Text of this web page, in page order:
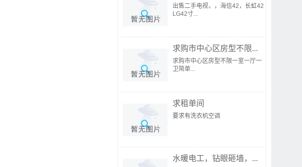
出售二手电视，，海信42，长虹42
LG42寸...
求购市中心区房型不限...
求购市中心区房型不限一室一厅一
卫简单...
求租单间
要求有洗衣机空调
水暖电工，钻眼砸墙，...